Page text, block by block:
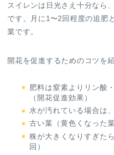
スイレンは日光さえ十分なら
です。月に1〜2回程度の追肥
業です。
開花を促進するためのコツを
肥料は窒素よりリン酸
（開花促進効果）
水が汚れている場合は
古い葉（黄色くなった
株が大きくなりすぎた
回）